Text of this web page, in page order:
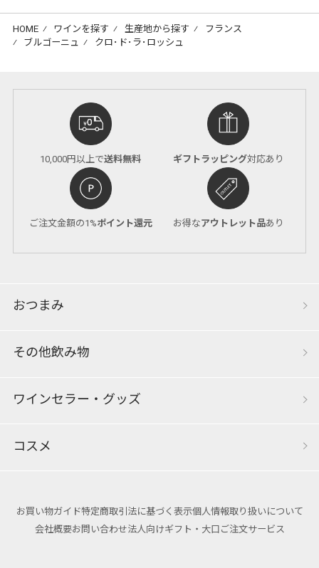
HOME ⁄ ワインを探す ⁄ 生産地から探す ⁄ フランス
⁄ ブルゴーニュ ⁄ クロ･ド･ラ･ロッシュ
10,000円以上で送料無料 ギフトラッピング対応あり
ご注文金額の1%ポイント還元 お得なアウトレット品あり
おつまみ
その他飲み物
ワインセラー・グッズ
コスメ
お買い物ガイド特定商取引法に基づく表示個人情報取り扱いについて
会社概要お問い合わせ法人向けギフト・大口ご注文サービス